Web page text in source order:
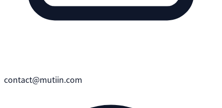
contact@mutiin.com